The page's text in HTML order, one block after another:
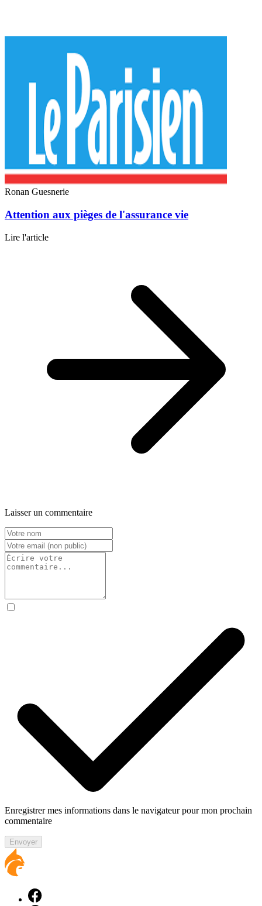
Ronan Guesnerie
Attention aux pièges de l'assurance vie
Lire l'article
Laisser un commentaire
Enregistrer mes informations dans le navigateur pour mon prochain
commentaire
Envoyer